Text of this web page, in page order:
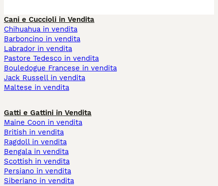
Cani e Cuccioli in Vendita
Chihuahua in vendita
Barboncino in vendita
Labrador in vendita
Pastore Tedesco in vendita
Bouledogue Francese in vendita
Jack Russell in vendita
Maltese in vendita
Gatti e Gattini in Vendita
Maine Coon in vendita
British in vendita
Ragdoll in vendita
Bengala in vendita
Scottish in vendita
Persiano in vendita
Siberiano in vendita